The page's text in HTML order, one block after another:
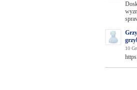
10